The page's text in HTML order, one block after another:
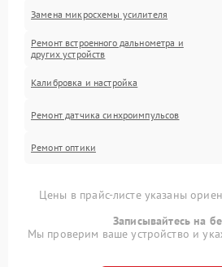
Замена микросхемы усилителя
Ремонт встроенного дальнометра и
других устройств
Калибровка и настройка
Ремонт датчика синхроимпульсов
Ремонт оптики
Цены в прайс-листе указаны
Записывайтесь на
Мы проверим ваше устройство и